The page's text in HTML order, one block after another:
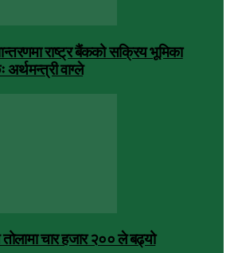
राष्ट्र बैंकको सक्रिय भूमिका
वाग्ले
चार हजार २०० ले बढ्यो